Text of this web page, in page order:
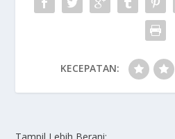
KECEPATAN: